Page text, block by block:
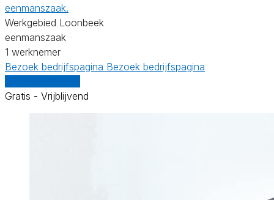
eenmanszaak.
Werkgebied Loonbeek
eenmanszaak
1 werknemer
Bezoek bedrijfspagina Bezoek bedrijfspagina
Gratis - Vrijblijvend